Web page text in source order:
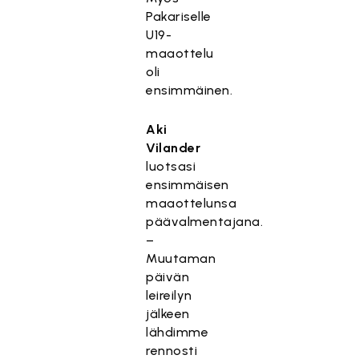
Pakariselle
U19-
maaottelu
oli
ensimmäinen.
Aki
Vilander
luotsasi
ensimmäisen
maaottelunsa
päävalmentajana.
–
Muutaman
päivän
leireilyn
jälkeen
lähdimme
rennosti